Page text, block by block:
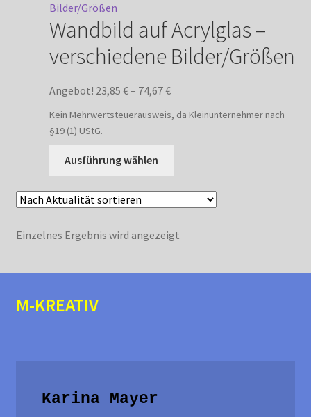
Wandbild auf Acrylglas –
verschiedene Bilder/Größen
Angebot! 23,85 €– 74,67€
Kein Mehrwertsteuerausweis, da Kleinunternehmer nach
§19 (1) UStG.
Ausführung wählen
mehrere
auf.
Optionen
Einzelnes Ergebnis wird angezeigt
M-KREATIV
Karina Mayer